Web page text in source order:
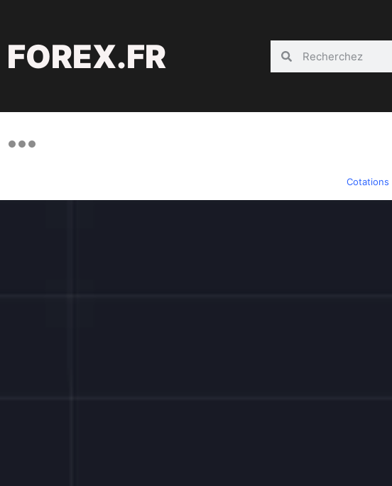
FOREX.FR
Cotations